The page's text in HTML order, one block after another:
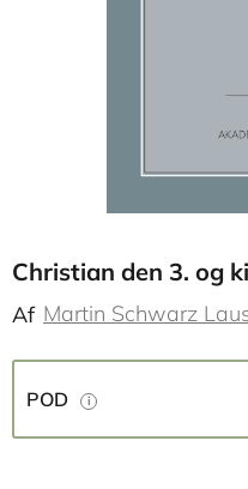
Christian den 3. og
Af Martin Schwarz
POD